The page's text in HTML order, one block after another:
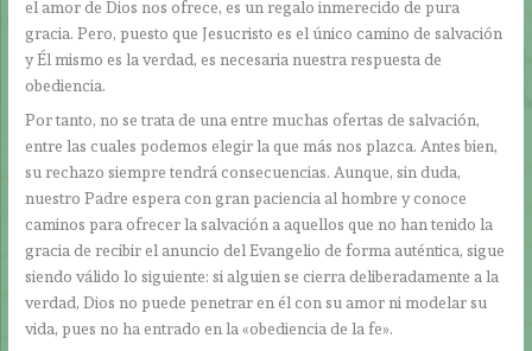
el amor de Dios nos ofrece, es un regalo inmerecido de pura
gracia. Pero, puesto que Jesucristo es el único camino de salvación
y Él mismo es la verdad, es necesaria nuestra respuesta de
obediencia.
Por tanto, no se trata de una entre muchas ofertas de salvación,
entre las cuales podemos elegir la que más nos plazca. Antes bien,
su rechazo siempre tendrá consecuencias. Aunque, sin duda,
nuestro Padre espera con gran paciencia al hombre y conoce
caminos para ofrecer la salvación a aquellos que no han tenido la
gracia de recibir el anuncio del Evangelio de forma auténtica, sigue
siendo válido lo siguiente: si alguien se cierra deliberadamente a la
verdad, Dios no puede penetrar en él con su amor ni modelar su
vida, pues no ha entrado en la «obediencia de la fe».